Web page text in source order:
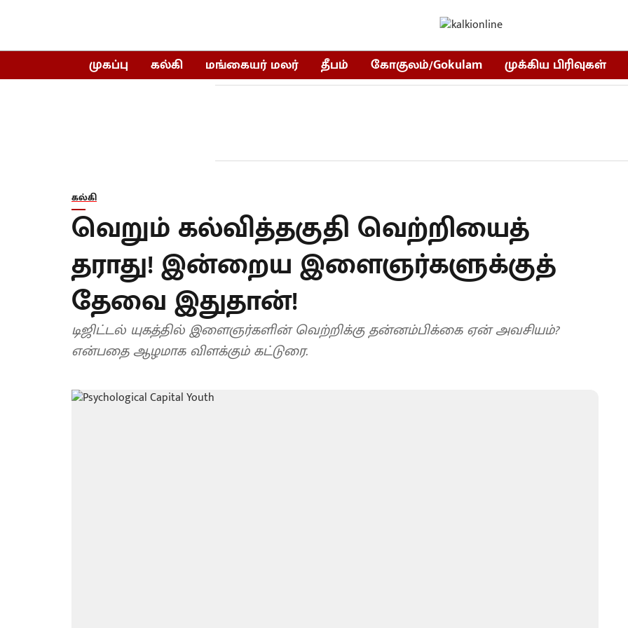
முகப்பு கல்கி மங்கையர் மலர் தீபம் கோகுலம்/Gokulam முக்கிய பிரிவுகள்
கல்கி
வெறும் கல்வித்தகுதி வெற்றியைத்
தராது! இன்றைய இளைஞர்களுக்குத்
தேவை இதுதான்!
டிஜிட்டல் யுகத்தில் இளைஞர்களின் வெற்றிக்கு தன்னம்பிக்கை ஏன் அவசியம்?
என்பதை ஆழமாக விளக்கும் கட்டுரை.